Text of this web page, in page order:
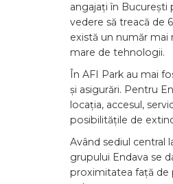
angajați în București
vedere să treacă de
există un număr mai
mare de tehnologii.
În AFI Park au mai
și asigurări. Pentru
locația, accesul,
posibilitățile de
Având sediul central
grupului Endava se
proximitatea față de